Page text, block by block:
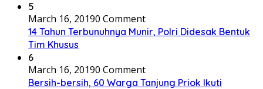
5
March 16, 20190 Comment
14 Tahun Terbunuhnya Munir, Polri Didesak Bentuk
Tim Khusus
6
March 16, 20190 Comment
Bersih-bersih, 60 Warga Tanjung Priok Ikuti